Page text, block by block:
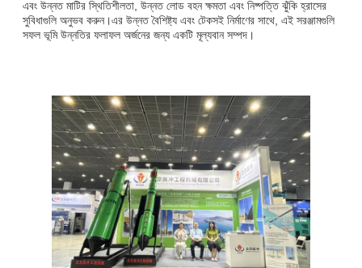
এবং উন্নত মাটির স্থিতিশীলতা, উন্নত লোড বহন ক্ষমতা এবং নিষ্পত্তি ঝুঁকি হ্রাসের
সুবিধাগুলি অনুভব করুন।এর উন্নত বৈশিষ্ট্য এবং টেকসই নির্মাণের সাথে, এই সরঞ্জামগুলি
সফল ভূমি উন্নতির ফলাফল অর্জনের জন্য একটি মূল্যবান সম্পদ।